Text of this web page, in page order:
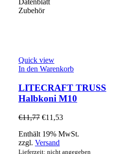
Datenblatt
Zubehör
Quick view
In den Warenkorb
LITECRAFT TRUSS
Halbkoni M10
€11,77 €11,53
Enthält 19% MwSt.
zzgl. Versand
Lieferzeit: nicht angegeben